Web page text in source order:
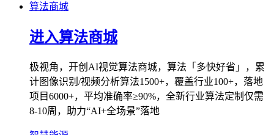
算法商城
进入算法商城
极视角，开创AI视觉算法商城，算法「多快好省」，累
计图像识别/视频分析算法1500+，覆盖行业100+，落地
项目6000+，平均准确率≥90%，全新行业算法定制仅需
8-10周，助力“AI+全场景”落地